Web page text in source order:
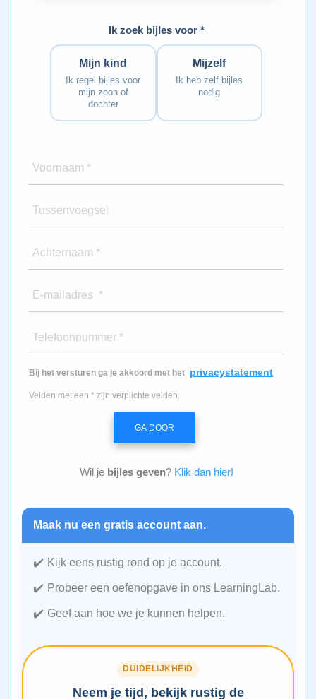
Ik zoek bijles voor *
Mijn kind
Ik regel bijles voor
mijn zoon of
dochter
Mijzelf
Ik heb zelf bijles
nodig
Voornaam *
Tussenvoegsel
Achternaam *
E-mailadres *
Telefoonnummer *
Bij het versturen ga je akkoord met het privacystatement
Velden met een * zijn verplichte velden.
GA DOOR
Wil je bijles geven? Klik dan hier!
Maak nu een gratis account aan.
Kijk eens rustig rond op je account.
Probeer een oefenopgave in ons LearningLab.
Geef aan hoe we je kunnen helpen.
DUIDELIJKHEID
Neem je tijd, bekijk rustig de